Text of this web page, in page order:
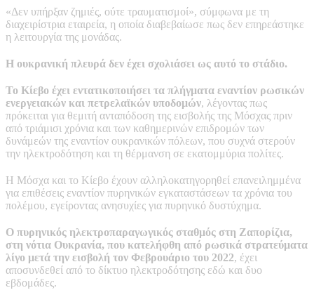
«Δεν υπήρξαν ζημιές, ούτε τραυματισμοί», σύμφωνα με τη
διαχειρίστρια εταιρεία, η οποία διαβεβαίωσε πως δεν επηρεάστηκε
η λειτουργία της μονάδας.
Η ουκρανική πλευρά δεν έχει σχολιάσει ως αυτό το στάδιο.
Το Κίεβο έχει εντατικοποιήσει τα πλήγματα εναντίον ρωσικών
ενεργειακών και πετρελαϊκών υποδομών, λέγοντας πως
πρόκειται για θεμιτή ανταπόδοση της εισβολής της Μόσχας πριν
από τριάμισι χρόνια και των καθημερινών επιδρομών των
δυνάμεών της εναντίον ουκρανικών πόλεων, που συχνά στερούν
την ηλεκτροδότηση και τη θέρμανση σε εκατομμύρια πολίτες.
Η Μόσχα και το Κίεβο έχουν αλληλοκατηγορηθεί επανειλημμένα
για επιθέσεις εναντίον πυρηνικών εγκαταστάσεων τα χρόνια του
πολέμου, εγείροντας ανησυχίες για πυρηνικό δυστύχημα.
Ο πυρηνικός ηλεκτροπαραγωγικός σταθμός στη Ζαπορίζια,
στη νότια Ουκρανία, που κατελήφθη από ρωσικά στρατεύματα
λίγο μετά την εισβολή τον Φεβρουάριο του 2022, έχει
αποσυνδεθεί από το δίκτυο ηλεκτροδότησης εδώ και δυο
εβδομάδες.